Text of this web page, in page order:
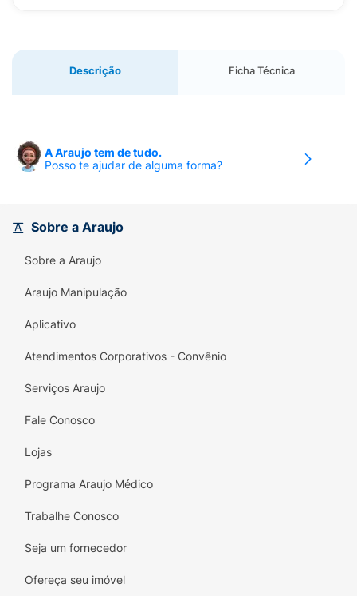
Descrição Ficha Técnica
A Araujo tem de tudo.
Posso te ajudar de alguma forma?
Sobre a Araujo
Sobre a Araujo
Araujo Manipulação
Aplicativo
Atendimentos Corporativos - Convênio
Serviços Araujo
Fale Conosco
Lojas
Programa Araujo Médico
Trabalhe Conosco
Seja um fornecedor
Ofereça seu imóvel